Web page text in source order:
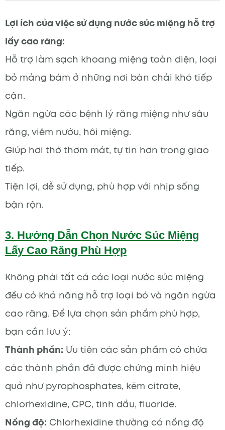
Lợi ích của việc sử dụng nước súc miệng hỗ trợ
lấy cao răng:
Hỗ trợ làm sạch khoang miệng toàn diện, loại
bỏ mảng bám ở những nơi bàn chải khó tiếp
cận.
Ngăn ngừa các bệnh lý răng miệng như sâu
răng, viêm nướu, hôi miệng.
Giúp hơi thở thơm mát, tự tin hơn trong giao
tiếp.
Tiện lợi, dễ sử dụng, phù hợp với nhịp sống
bận rộn.
3. Hướng Dẫn Chọn Nước Súc Miệng
Lấy Cao Răng Phù Hợp
Không phải tất cả các loại nước súc miệng
đều có khả năng hỗ trợ loại bỏ và ngăn ngừa
cao răng. Để lựa chọn sản phẩm phù hợp,
bạn cần lưu ý:
Thành phần: Ưu tiên các sản phẩm có chứa
các thành phần đã được chứng minh hiệu
quả như pyrophosphates, kẽm citrate,
chlorhexidine, CPC, tinh dầu, fluoride.
Nồng độ: Chlorhexidine thường có nồng độ